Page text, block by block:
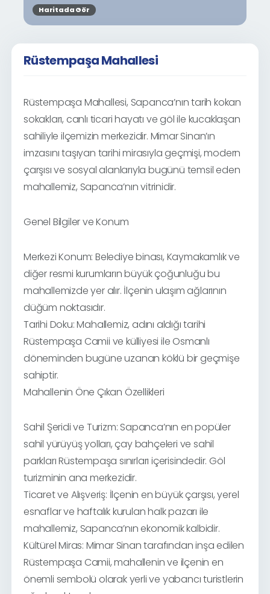
Haritada Gör
Rüstempaşa Mahallesi
Rüstempaşa Mahallesi, Sapanca’nın tarih kokan
sokakları, canlı ticari hayatı ve göl ile kucaklaşan
sahiliyle ilçemizin merkezidir. Mimar Sinan’ın
imzasını taşıyan tarihi mirasıyla geçmişi, modern
çarşısı ve sosyal alanlarıyla bugünü temsil eden
mahallemiz, Sapanca’nın vitrinidir.
Genel Bilgiler ve Konum
Merkezi Konum: Belediye binası, Kaymakamlık ve
diğer resmi kurumların büyük çoğunluğu bu
mahallemizde yer alır. İlçenin ulaşım ağlarının
düğüm noktasıdır.
Tarihi Doku: Mahallemiz, adını aldığı tarihi
Rüstempaşa Camii ve külliyesi ile Osmanlı
döneminden bugüne uzanan köklü bir geçmişe
sahiptir.
Mahallenin Öne Çıkan Özellikleri
Sahil Şeridi ve Turizm: Sapanca’nın en popüler
sahil yürüyüş yolları, çay bahçeleri ve sahil
parkları Rüstempaşa sınırları içerisindedir. Göl
turizminin ana merkezidir.
Ticaret ve Alışveriş: İlçenin en büyük çarşısı, yerel
esnaflar ve haftalık kurulan halk pazarı ile
mahallemiz, Sapanca’nın ekonomik kalbidir.
Kültürel Miras: Mimar Sinan tarafından inşa edilen
Rüstempaşa Camii, mahallenin ve ilçenin en
önemli sembolü olarak yerli ve yabancı turistlerin